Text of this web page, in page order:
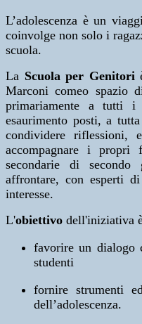
L’adolescenza è un
coinvolge non solo i
scuola.
La Scuola per Genitori
Marconi comeo spazio
primariamente a tutti i
esaurimento posti, a
condividere riflessioni,
accompagnare i propri
secondarie di
affrontare, con esperti
interesse.
L'obiettivo dell'iniziativa
favorire un dialogo
studenti
fornire strumenti
dell’adolescenza.